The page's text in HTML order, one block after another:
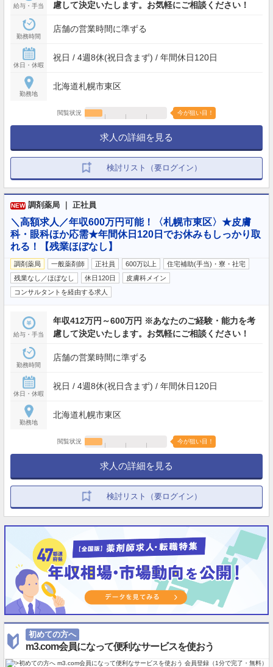
給与・手当
慮して決定いたします。お気軽にご相談ください！
勤務時間
店舗の営業時間に準ずる
休日・休暇
祝日 / 4週8休(祝日含まず) / 年間休日120日
勤務地
北海道札幌市東区
閲覧状況 今が狙い目！
求人の詳細を見る
検討リスト（要ログイン）
NEW 調剤薬局 ｜ 正社員
＼高額求人／年収600万円可能！〈札幌市東区〉★皮膚
科・眼科ほか応需★年間休日120日でお休みもしっかり取
れる！【残業ほぼなし】
調剤薬局 一般薬剤師 正社員 600万以上
住宅補助(手当)・寮・社宅
残業なし／ほぼなし
休日120日
皮膚科メイン
コンサルタントを経由する求人
給与・手当
年収412万円～600万円 ※あなたのご経験・能力を考
慮して決定いたします。お気軽にご相談ください！
勤務時間
店舗の営業時間に準ずる
休日・休暇
祝日 / 4週8休(祝日含まず) / 年間休日120日
勤務地
北海道札幌市東区
閲覧状況 今が狙い目！
求人の詳細を見る
検討リスト（要ログイン）
初めての方へ
m3.com会員になって便利なサービスを使おう